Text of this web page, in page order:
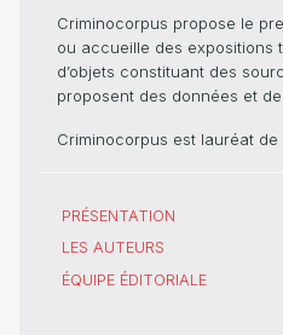
Criminocorpus propose le
ou accueille des expositions
d’objets constituant des
proposent des données et
Criminocorpus est lauréat de
PRÉSENTATION
LES AUTEURS
ÉQUIPE ÉDITORIALE